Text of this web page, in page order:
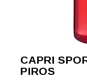
CAPRI
PIROS